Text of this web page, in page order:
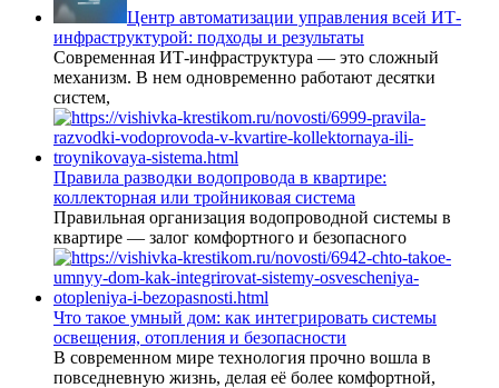
Центр автоматизации управления всей ИТ-
инфраструктурой: подходы и результаты
Современная ИТ-инфраструктура — это сложный
механизм. В нем одновременно работают десятки
систем,
Правила разводки водопровода в квартире:
коллекторная или тройниковая система
Правильная организация водопроводной системы в
квартире — залог комфортного и безопасного
Что такое умный дом: как интегрировать системы
освещения, отопления и безопасности
В современном мире технология прочно вошла в
повседневную жизнь, делая её более комфортной,